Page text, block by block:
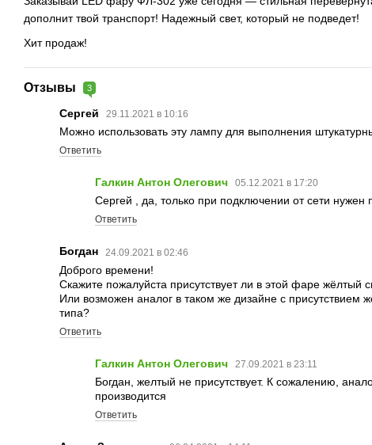
дополнит твой транспорт! Надежный свет, который не подведет!
Хит продаж!
Отзывы 3
Сергей 29.11.2021 в 10:16
Можно использовать эту лампу для выполнения
Ответить
Галкин Антон Олегович 05.12.2021 в 17:20
Сергей , да, только при подключении от сети нужен
Ответить
Богдан 24.09.2021 в 02:46
Доброго времени!
Скажите пожалуйста присутствует ли в этой фаре жёлтый
Или возможен аналог в таком же дизайне с присутствием
типа?
Ответить
Галкин Антон Олегович 27.09.2021 в 23:11
Богдан, желтый не присутствует. К сожалению,
производится
Ответить